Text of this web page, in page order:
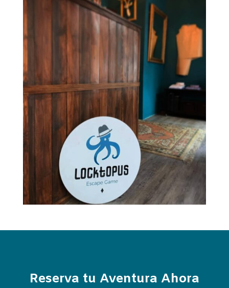
Reserva tu Aventura Ahora